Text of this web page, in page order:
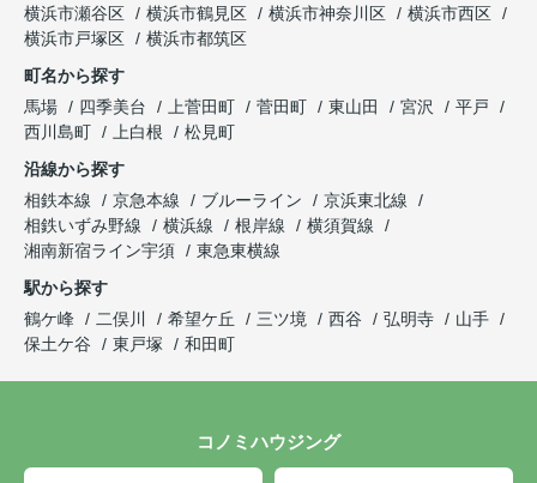
横浜市瀬谷区
横浜市鶴見区 横浜市神奈川区
横浜市西区
横浜市戸塚区
横浜市都筑区
町名から探す
馬場
四季美台 上菅田町 菅田町 東山田 宮沢
平戸
西川島町
上白根
松見町
沿線から探す
相鉄本線
京急本線 ブルーライン
京浜東北線
相鉄いずみ野線
横浜線 根岸線
横須賀線
湘南新宿ライン宇須
東急東横線
駅から探す
鶴ケ峰
二俣川 希望ケ丘 三ツ境 西谷 弘明寺
山手
保土ケ谷
東戸塚 和田町
コノミハウジング